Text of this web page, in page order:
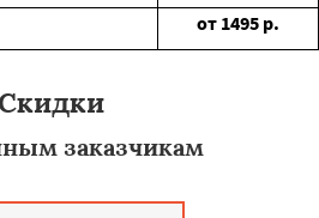
от 1495 р.
заказчикам